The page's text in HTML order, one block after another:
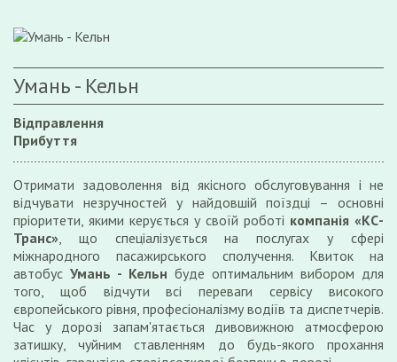
Умань - Кельн
Відправлення
Прибуття
Отримати задоволення від якісного обслуговування і не
відчувати незручностей у найдовшій поїздці – основні
пріоритети, якими керується у своїй роботі компанія «КС-
Транс», що спеціалізується на послугах у сфері
міжнародного пасажирського сполучення. Квиток на
автобус Умань - Кельн буде оптимальним вибором для
того, щоб відчути всі переваги сервісу високого
європейського рівня, професіоналізму водіїв та диспетчерів.
Час у дорозі запам'ятається дивовижною атмосферою
затишку, чуйним ставленням до будь-якого прохання